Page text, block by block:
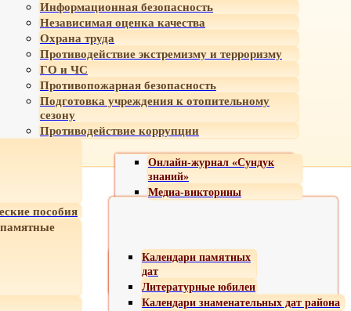
Информационная безопасность
Независимая оценка качества
Охрана труда
Противодействие экстремизму и терроризму
ГО и ЧС
Противопожарная безопасность
Подготовка учреждения к отопительному
сезону
Противодействие коррупции
Онлайн-журнал «Сундук
знаний»
Медиа-викторины
пособия
Календари памятных
дат
Литературные юбилеи
Календари знаменательных дат района